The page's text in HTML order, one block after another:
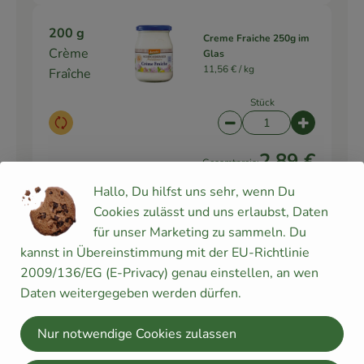
200 g
Crème
Fraîche
Auswahl ändern
Creme Fraiche 250g im
Glas
11,56 € /kg
Stück
Artikelanzahl
Gesamtpreis:2,89 €
1 Stk
Eigelb (1
Stück)
Auswahl ändern
6er Eier Bioland
3,90 € /Stück
Artikelanzahl
Gesamtpreis:3,90 €
Hallo, Du hilfst uns sehr, wenn Du
Cookies zulässt und uns erlaubst, Daten
für unser Marketing zu sammeln. Du
kannst in Übereinstimmung mit der EU-Richtlinie
2009/136/EG (E-Privacy) genau einstellen, an wen
Daten weitergegeben werden dürfen.
Nur notwendige Cookies zulassen